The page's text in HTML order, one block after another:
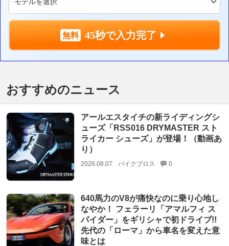
45秒で入力完了
おすすめのニュース
アールエスタイチの新ライディングシ
ューズ「RSS016 DRYMASTER スト
ライカー シューズ」が登場！（動画あ
り）
2026.08.07 バイクブロス 0
640馬力のV8が痛快なのに乗り心地し
なやか！ フェラーリ「アマルフィ ス
パイダー」をギリシャで初ドライブ!!
先代の「ローマ」から車名を変えた意
味とは